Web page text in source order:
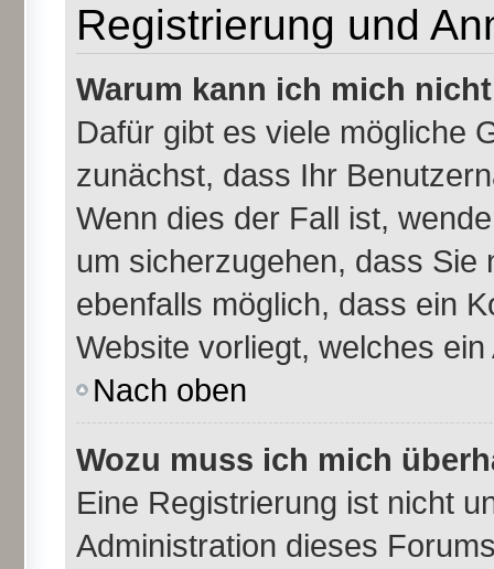
Registrierung und
Warum kann ich mich
Dafür gibt es viele mögliche
zunächst, dass Ihr
Wenn dies der Fall ist,
um sicherzugehen, dass
ebenfalls möglich, dass ein
Website vorliegt, welches
Nach oben
Wozu muss ich mich
Eine Registrierung ist nicht
Administration dieses